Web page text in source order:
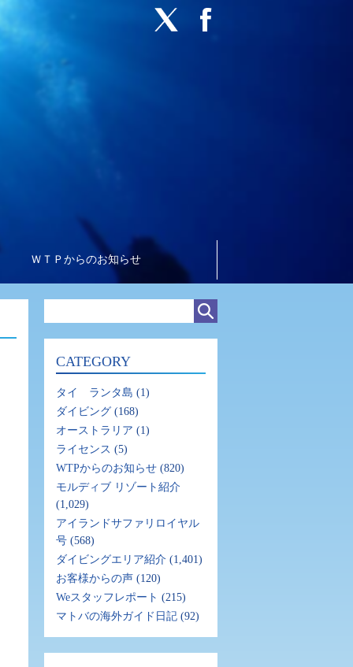
ＷＴＰからのお知らせ
CATEGORY
タイ ランタ島 (1)
ダイビング (168)
オーストラリア (1)
ライセンス (5)
WTPからのお知らせ (820)
モルディブ リゾート紹介
(1,029)
アイランドサファリロイヤル
号 (568)
ダイビングエリア紹介 (1,401)
お客様からの声 (120)
Weスタッフレポート (215)
マトバの海外ガイド日記 (92)